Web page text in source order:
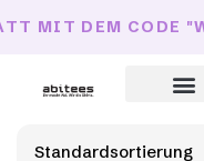
MIT DEM CODE